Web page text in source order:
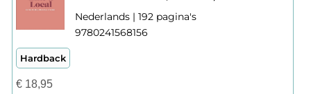
Nederlands | 192 pagina's
9780241568156
Hardback
€18,95